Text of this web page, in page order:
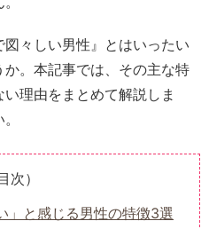
々しい男性』とはいったい
。本記事では、その主な特
理由をまとめて解説しま
次）
」と感じる男性の特徴3選